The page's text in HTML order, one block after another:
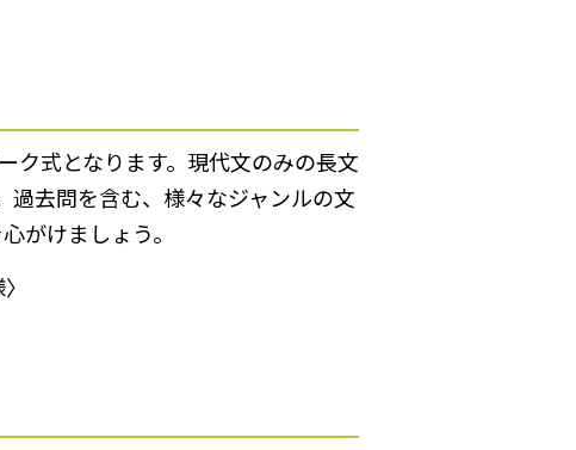
ク式となります。現代文のみの長文
去問を含む、様々なジャンルの文
がけましょう。